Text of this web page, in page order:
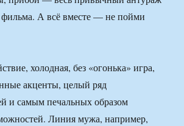
фильма. А всё вместе — не пойми
холодная, без «огонька» игра,
акценты, целый ряд
и самым печальных образом
Линия мужа, например,